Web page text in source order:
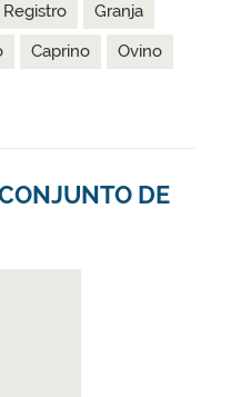
Registro
Granja
Caprino
Ovino
DE